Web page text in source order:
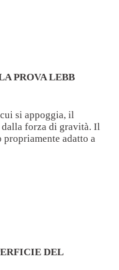
PROVA LEBB
si appoggia, il
forza di gravità. Il
adatto a
DEL